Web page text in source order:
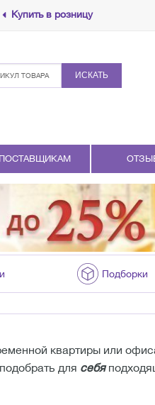
Купить в розницу
ИСКАТЬ
ПОСТАВЩИКАМ
Подборки
квартиры или
для себя